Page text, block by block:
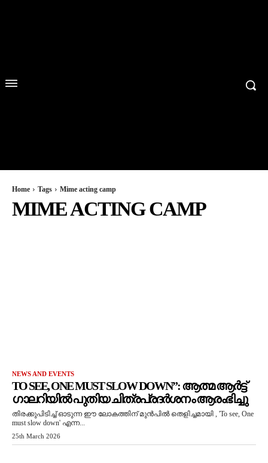
Home Tags Mime acting camp
MIME ACTING CAMP
NEWS AND EVENTS
TO SEE, ONE MUST SLOW DOWN”: ആത്മ ആർട്ട്
ഗാലറിയിൽ പുതിയ ചിത്രപ്രദർശനം ആരംഭിച്ചു
തിരക്കുപിടിച്ച് ഓടുന്ന ഈ ലോകത്തിന് മുൻപിൽ തെളിച്ചമായി , 'To see, One
must slow down' എന്ന...
25th March 2026